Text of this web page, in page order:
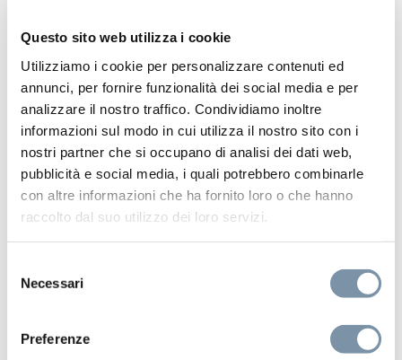
Questo sito web utilizza i cookie
Utilizziamo i cookie per personalizzare contenuti ed
annunci, per fornire funzionalità dei social media e per
analizzare il nostro traffico. Condividiamo inoltre
informazioni sul modo in cui utilizza il nostro sito con i
nostri partner che si occupano di analisi dei dati web,
pubblicità e social media, i quali potrebbero combinarle
con altre informazioni che ha fornito loro o che hanno
raccolto dal suo utilizzo dei loro servizi.
delNecessari
Preferenze
DC009 A